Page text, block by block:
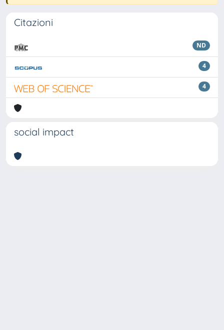
Citazioni
ND
4
4
social impact